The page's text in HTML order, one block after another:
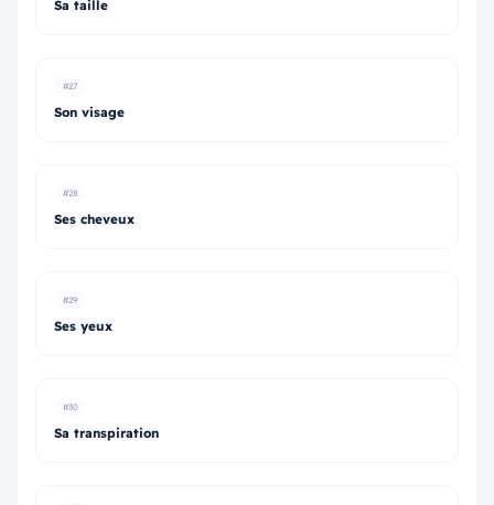
Sa taille
#27
Son visage
#28
Ses cheveux
#29
Ses yeux
#30
Sa transpiration